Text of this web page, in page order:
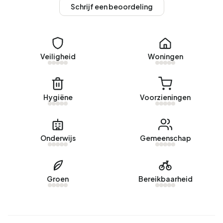
Huurwoningen
geen woningen verhuurd in Bedrijventerrein Delftse Poort-
Geen recente verhuurdata beschikbaar voor
Bedrijventerrein Delftse Poort-West.
In Bedrijventerrein Delftse Poort-West zijn er 56 adressen
met een geregistreerd energielabel. De meest
Gemiddeld verbruikt een adres in Bedrijventerrein Delftse
Poort-West 2.020 kWh aan elektriciteit per jaar. Daarmee
Schrijf een beoordeling
Veiligheid Woningen
Hygiëne Voorzieningen
Onderwijs Gemeenschap
Groen Bereikbaarheid